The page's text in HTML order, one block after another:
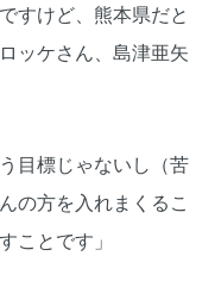
けど、熊本県だと
ッケさん、島津亜矢
目標じゃないし（苦
の方を入れまくるこ
ことです」